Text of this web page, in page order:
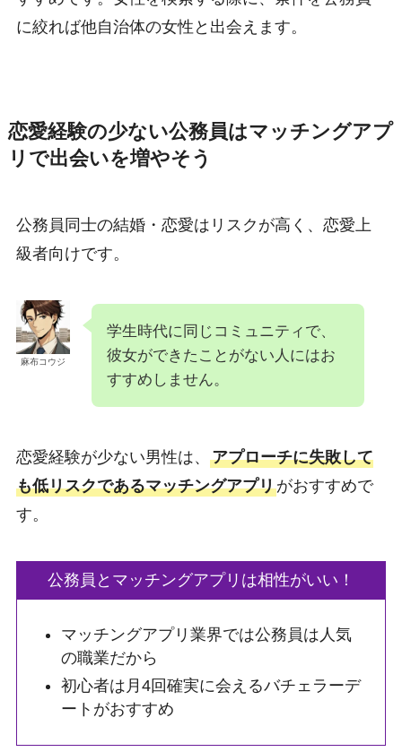
に絞れば他自治体の女性と出会えます。
恋愛経験の少ない公務員はマッチングアプ
リで出会いを増やそう
公務員同士の結婚・恋愛はリスクが高く、恋愛上
級者向けです。
麻布コウジ
学生時代に同じコミュニティで、
彼女ができたことがない人にはお
すすめしません。
恋愛経験が少ない男性は、 アプローチに失敗して
も低リスクであるマッチングアプリがおすすめで
す。
公務員とマッチングアプリは相性がいい！
マッチングアプリ業界では公務員は人気
の職業だから
初心者は月4回確実に会えるバチェラーデ
ートがおすすめ